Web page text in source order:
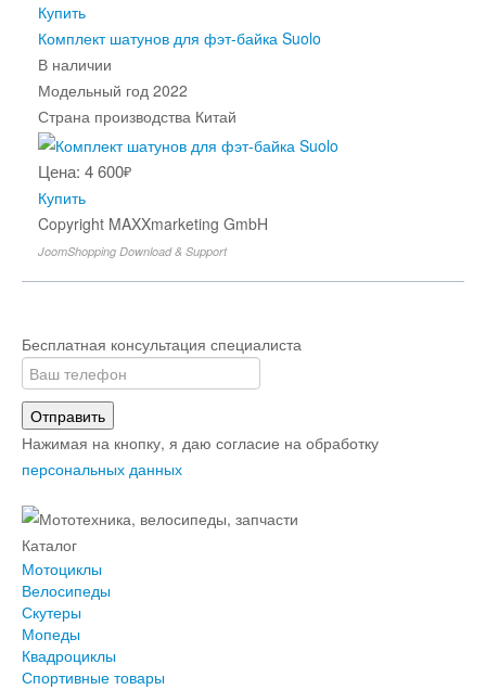
Купить
Комплект шатунов для фэт-байка Suolo
В наличии
Модельный год 2022
Страна производства Китай
Цена: 4 600₽
Купить
Copyright MAXXmarketing GmbH
JoomShopping Download & Support
Бесплатная консультация специалиста
Отправить
Нажимая на кнопку, я даю согласие на обработку
персональных данных
Каталог
Мотоциклы
Велосипеды
Скутеры
Мопеды
Квадроциклы
Спортивные товары